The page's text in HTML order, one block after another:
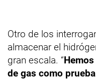
Otro de los
almacenar el
gran escala. “
de gas como